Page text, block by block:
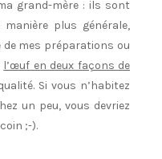
grand-mère : ils sont
plus générale,
de mes préparations ou
l’œuf en deux façons de
Si vous n’habitez
un peu, vous devriez
;-).